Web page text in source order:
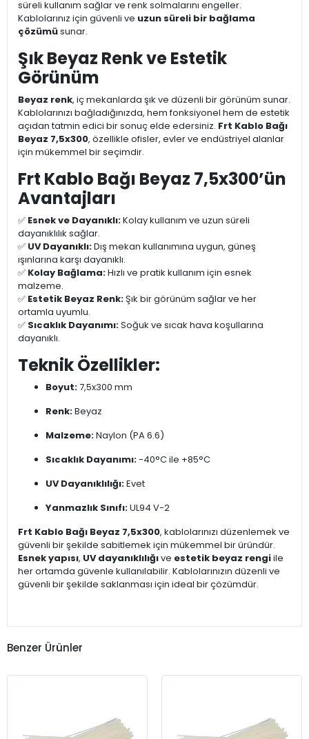
süreli kullanım sağlar ve renk solmalarını engeller.
Kablolarınız için güvenli ve uzun süreli bir bağlama
çözümüsunar.
Şık Beyaz Renk ve Estetik
Görünüm
Beyaz renk, iç mekanlarda şık ve düzenli bir görünüm sunar.
Kablolarınızı bağladığınızda, hem fonksiyonel hem de estetik
açıdan tatmin edici bir sonuç elde edersiniz. Frt Kablo Bağı
Beyaz 7,5x300, özellikle ofisler, evler ve endüstriyel alanlar
için mükemmel bir seçimdir.
Frt Kablo Bağı Beyaz 7,5x300’ün
Avantajları
✅ Esnek ve Dayanıklı:Kolay kullanım ve uzun süreli
dayanıklılık sağlar.
✅ UV Dayanıklı:Dış mekan kullanımına uygun, güneş
ışınlarına karşı dayanıklı.
✅ Kolay Bağlama:Hızlı ve pratik kullanım için esnek
malzeme.
✅ Estetik Beyaz Renk:Şık bir görünüm sağlar ve her
ortamla uyumlu.
✅ Sıcaklık Dayanımı:Soğuk ve sıcak hava koşullarına
dayanıklı.
Teknik Özellikler:
Boyut:7,5x300 mm
Renk:Beyaz
Malzeme:Naylon (PA 6.6)
Sıcaklık Dayanımı:-40°C ile +85°C
UV Dayanıklılığı:Evet
Yanmazlık Sınıfı:UL94 V-2
Frt Kablo Bağı Beyaz 7,5x300, kablolarınızı düzenlemek ve
güvenli bir şekilde sabitlemek için mükemmel bir üründür.
Esnek yapısı, UV dayanıklılığıve estetik beyaz rengiile
her ortamda güvenle kullanılabilir. Kablolarınızın düzenli ve
güvenli bir şekilde saklanması için ideal bir çözümdür.
Benzer Ürünler